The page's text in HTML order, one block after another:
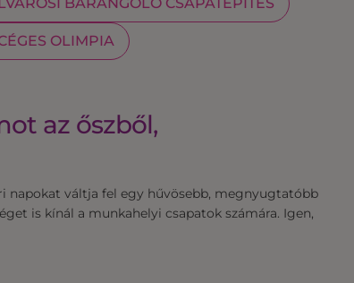
OLIMPIA
az őszből,
napokat váltja fel egy hűvösebb, megnyugtatóbb
is kínál a munkahelyi csapatok számára. Igen,